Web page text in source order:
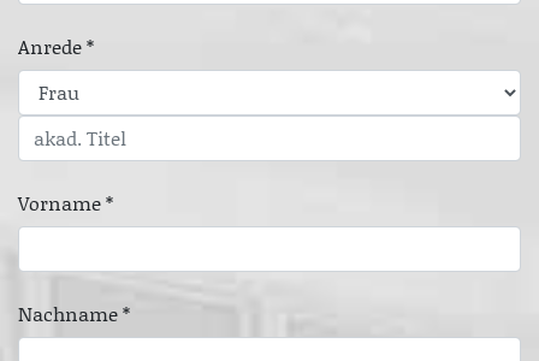
Anrede *
Vorname *
Nachname *